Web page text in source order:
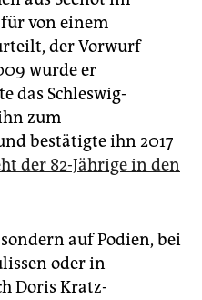
von einem
der Vorwurf
wurde er
das Schleswig-
zum
bestätigte ihn 2017
der 82-Jährige in den
auf Podien, bei
oder in
Doris Kratz-